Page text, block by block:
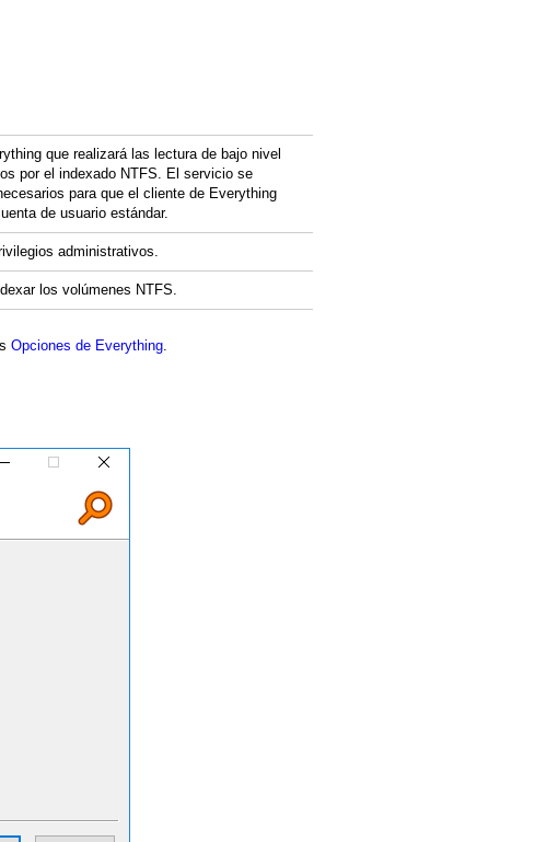
que realizará las lectura de bajo nivel
por el indexado NTFS. El servicio se
para que el cliente de Everything
de usuario estándar.
administrativos.
los volúmenes NTFS.
Opciones de Everything.